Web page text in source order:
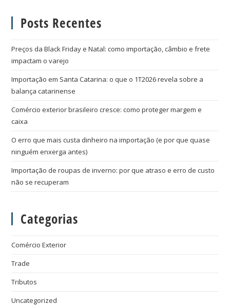
Posts Recentes
Preços da Black Friday e Natal: como importação, câmbio e frete
impactam o varejo
Importação em Santa Catarina: o que o 1T2026 revela sobre a
balança catarinense
Comércio exterior brasileiro cresce: como proteger margem e
caixa
O erro que mais custa dinheiro na importação (e por que quase
ninguém enxerga antes)
Importação de roupas de inverno: por que atraso e erro de custo
não se recuperam
Categorias
Comércio Exterior
Trade
Tributos
Uncategorized